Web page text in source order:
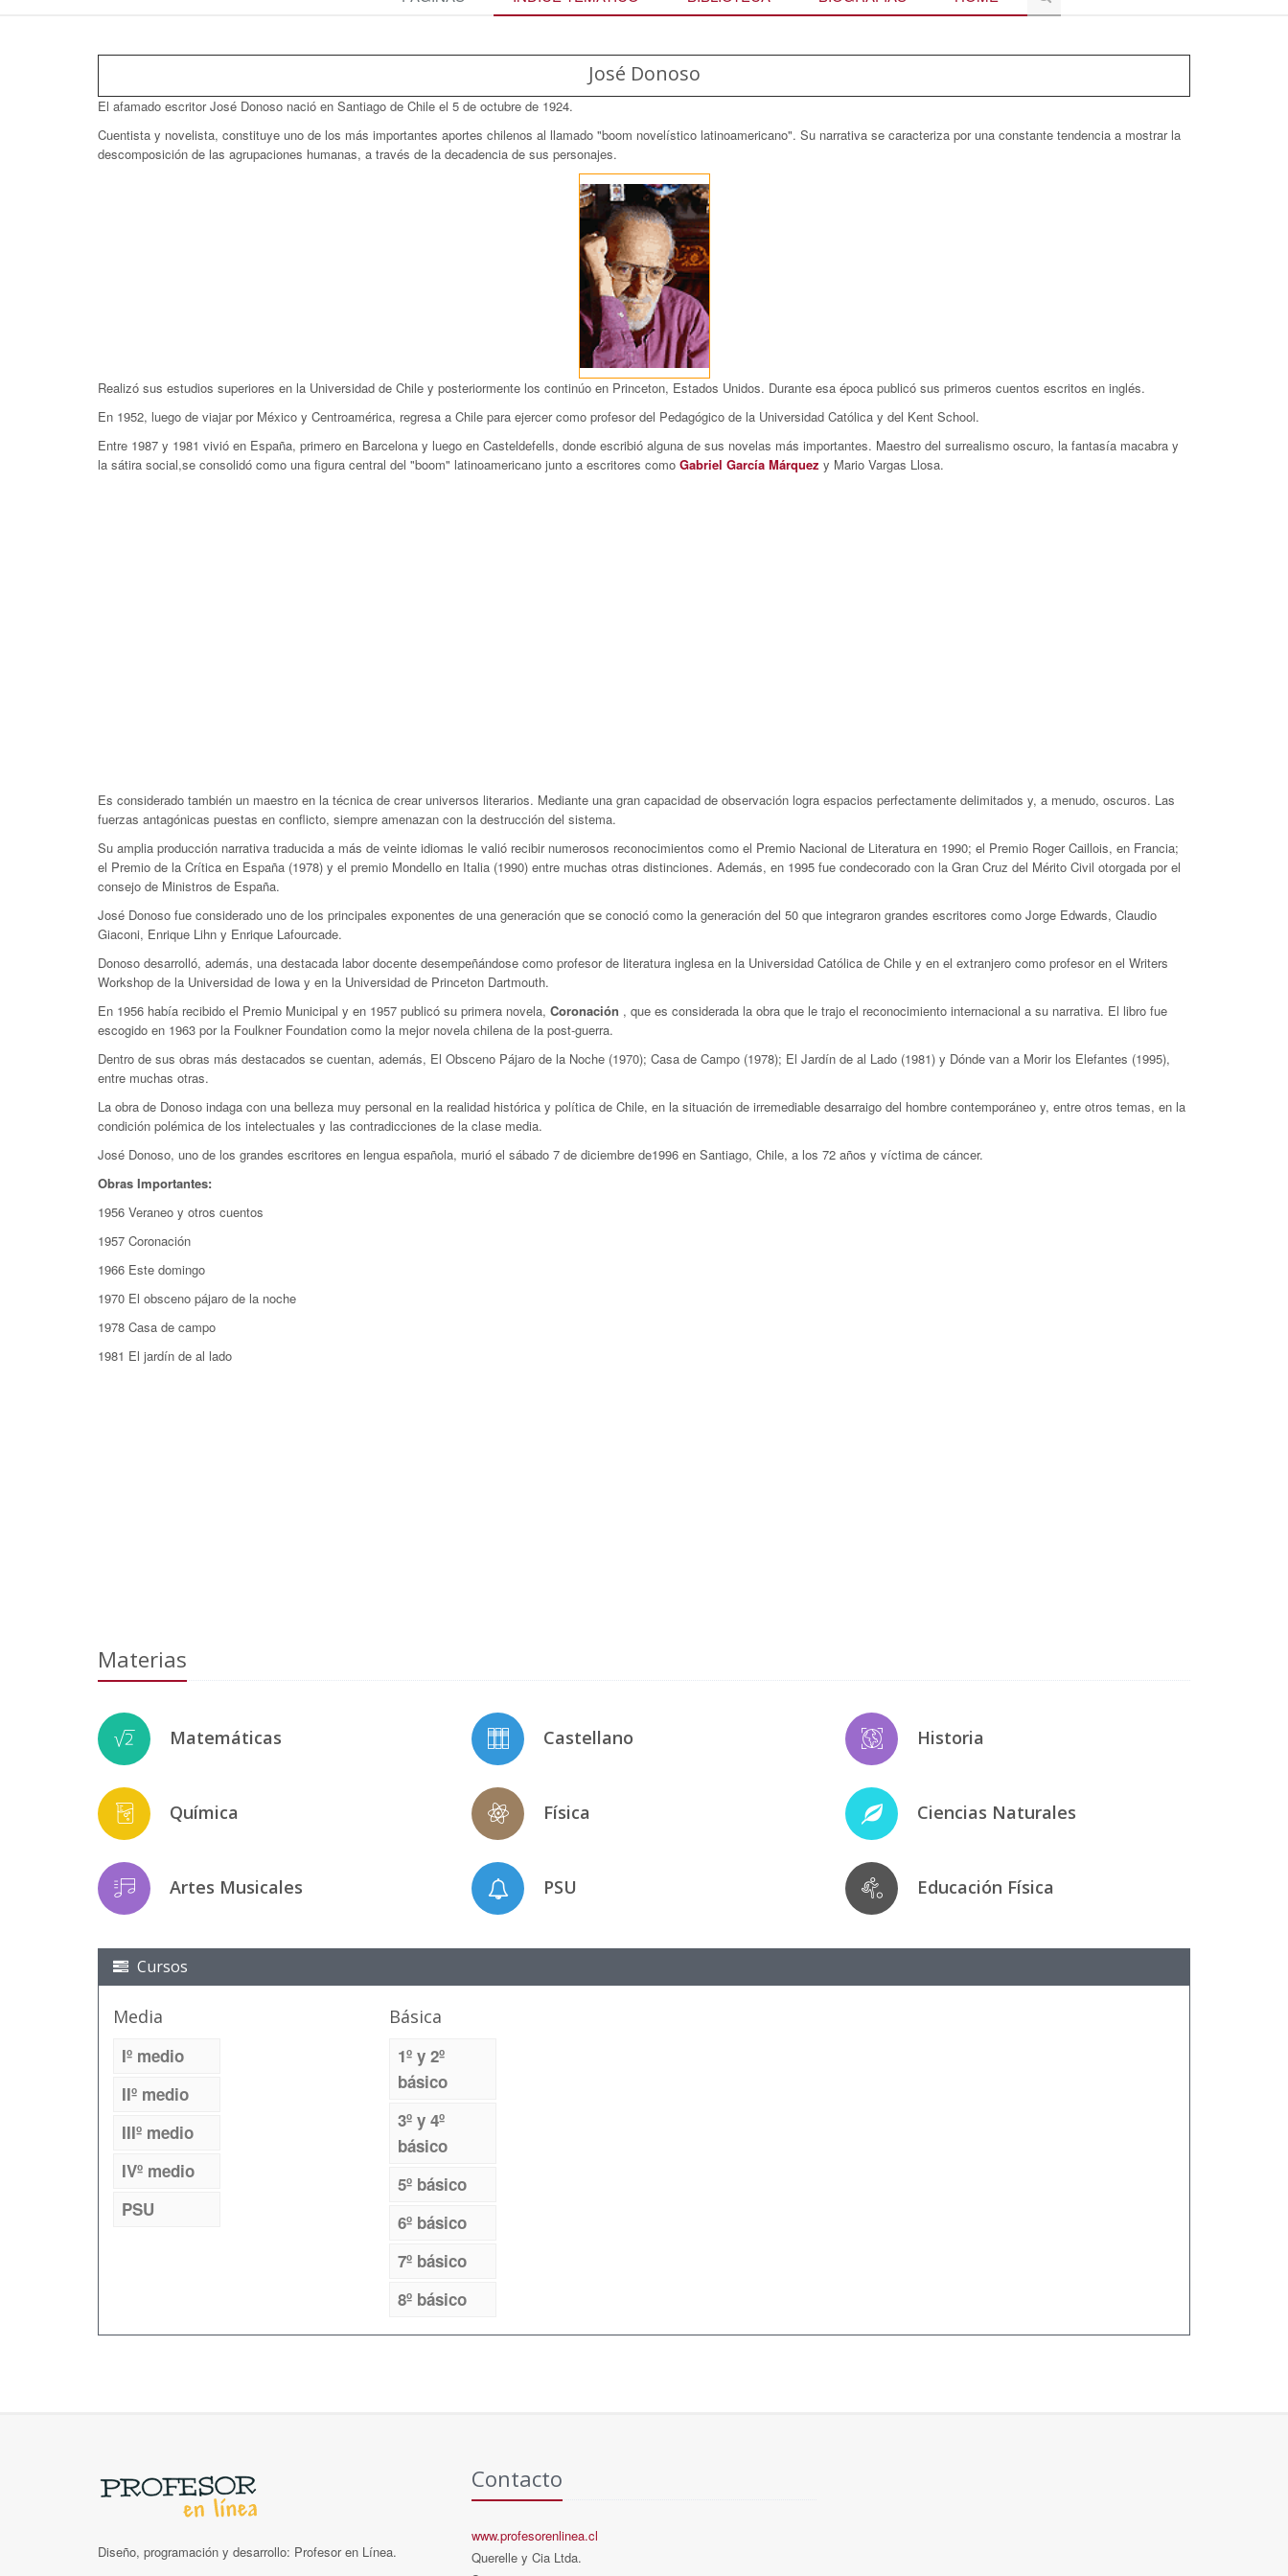
José Donoso
El afamado escritor José Donoso nació en Santiago de Chile el 5 de octubre de 1924.
Cuentista y novelista, constituye uno de los más importantes aportes chilenos al llamado "boom novelístico latinoamericano". Su narrativa se caracteriza por una constante tendencia a mostrar la
descomposición de las agrupaciones humanas, a través de la decadencia de sus personajes.
Realizó sus estudios superiores en la Universidad de Chile y posteriormente los continúo en Princeton, Estados Unidos. Durante esa época publicó sus primeros cuentos escritos en inglés.
En 1952, luego de viajar por México y Centroamérica, regresa a Chile para ejercer como profesor del Pedagógico de la Universidad Católica y del Kent School.
Entre 1987 y 1981 vivió en España, primero en Barcelona y luego en Casteldefells, donde escribió alguna de sus novelas más importantes. Maestro del surrealismo oscuro, la fantasía macabra y
la sátira social,se consolidó como una figura central del "boom" latinoamericano junto a escritores como Gabriel García Márquez y Mario Vargas Llosa.
Es considerado también un maestro en la técnica de crear universos literarios. Mediante una gran capacidad de observación logra espacios perfectamente delimitados y, a menudo, oscuros. Las
fuerzas antagónicas puestas en conflicto, siempre amenazan con la destrucción del sistema.
Su amplia producción narrativa traducida a más de veinte idiomas le valió recibir numerosos reconocimientos como el Premio Nacional de Literatura en 1990; el Premio Roger Caillois, en Francia;
el Premio de la Crítica en España (1978) y el premio Mondello en Italia (1990) entre muchas otras distinciones. Además, en 1995 fue condecorado con la Gran Cruz del Mérito Civil otorgada por el
consejo de Ministros de España.
José Donoso fue considerado uno de los principales exponentes de una generación que se conoció como la generación del 50 que integraron grandes escritores como Jorge Edwards, Claudio
Giaconi, Enrique Lihn y Enrique Lafourcade.
Donoso desarrolló, además, una destacada labor docente desempeñándose como profesor de literatura inglesa en la Universidad Católica de Chile y en el extranjero como profesor en el Writers
Workshop de la Universidad de Iowa y en la Universidad de Princeton Dartmouth.
En 1956 había recibido el Premio Municipal y en 1957 publicó su primera novela, Coronación , que es considerada la obra que le trajo el reconocimiento internacional a su narrativa. El libro fue
escogido en 1963 por la Foulkner Foundation como la mejor novela chilena de la post-guerra.
Dentro de sus obras más destacados se cuentan, además, El Obsceno Pájaro de la Noche (1970); Casa de Campo (1978); El Jardín de al Lado (1981) y Dónde van a Morir los Elefantes (1995),
entre muchas otras.
La obra de Donoso indaga con una belleza muy personal en la realidad histórica y política de Chile, en la situación de irremediable desarraigo del hombre contemporáneo y, entre otros temas, en la
condición polémica de los intelectuales y las contradicciones de la clase media.
José Donoso, uno de los grandes escritores en lengua española, murió el sábado 7 de diciembre de1996 en Santiago, Chile, a los 72 años y víctima de cáncer.
Obras Importantes:
1956 Veraneo y otros cuentos
1957 Coronación
1966 Este domingo
1970 El obsceno pájaro de la noche
1978 Casa de campo
1981 El jardín de al lado
Materias
Matemáticas
Química
Artes Musicales
Castellano
Física
PSU
Historia
Ciencias Naturales
Educación Física
Cursos
Media
Iº medio
IIº medio
IIIº medio
IVº medio
PSU
Básica
1º y 2º
básico
3º y 4º
básico
5º básico
6º básico
7º básico
8º básico
Diseño, programación y desarrollo: Profesor en Línea.
Contacto
www.profesorenlinea.cl
Querelle y Cia Ltda.